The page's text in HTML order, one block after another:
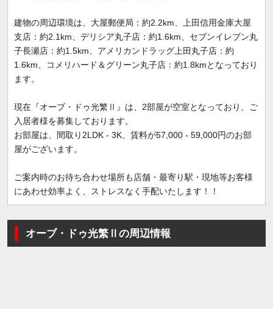
建物の周辺環境は、大屋郵便局：約2.2km、上田信用金庫大屋
支店：約2.1km、デリシア丸子店：約1.6km、セブンイレブン丸
子長瀬店：約1.5km、アメリカンドラッグ上田丸子店：約
1.6km、コメリハード＆グリーン丸子店：約1.8kmとなっており
ます。
現在『オーブ・ドゥ光繁Ⅱ』は、2部屋が空室となっており、ご
入居者様を募集しております。
お部屋は、間取り2LDK - 3K、賃料が57,000 - 59,000円のお部
屋がございます。
ご案内時のお待ち合わせ場所も店舗・最寄り駅・現地等お客様
にあわせ効率よく、ストレスなく手配いたします！！
オーブ・ドゥ光繁Ⅱの周辺情報